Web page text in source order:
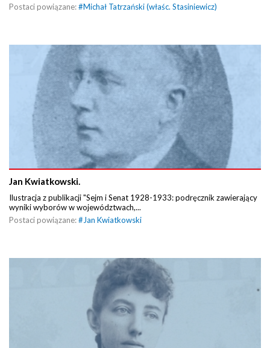
Postaci powiązane:#Michał Tatrzański (właśc. Stasiniewicz)
Jan Kwiatkowski.
Ilustracja z publikacji "Sejm i Senat 1928-1933: podręcznik zawierający
wyniki wyborów w województwach,...
Postaci powiązane:#Jan Kwiatkowski